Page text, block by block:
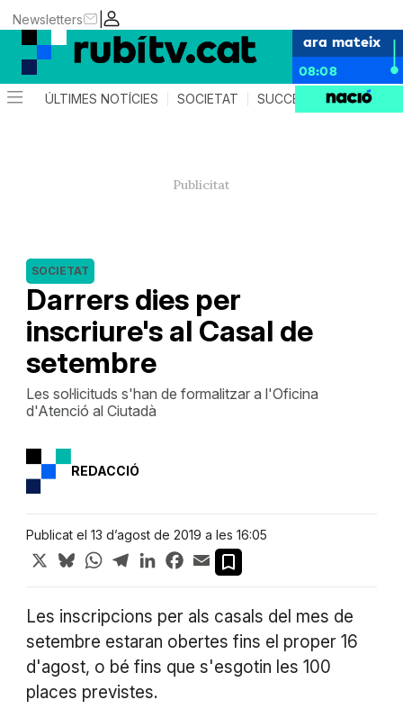
|
Newsletters
ara mateix
08:08
ÚLTIMES NOTÍCIES SOCIETAT SUCCESSOS
Darrers dies per
inscriure's al Casal de
setembre
SOCIETAT
Les sol·licituds s'han de formalitzar a l'Oficina
d'Atenció al Ciutadà
REDACCIÓ
Publicat el 13 d’agost de 2019 a les 16:05
X BlueskyWhatsApp
TelegramLinkedInFacebook
Email
Les inscripcions per als casals del mes de
setembre estaran obertes fins el proper 16
d'agost, o bé fins que s'esgotin les 100
places previstes.